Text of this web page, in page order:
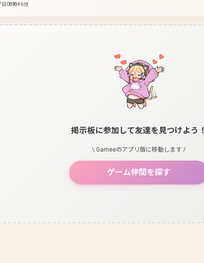
08時46分
掲示板に参加して友達を見つけよう！
\ Gameeのアプリ版に移動します /
ゲーム仲間を探す